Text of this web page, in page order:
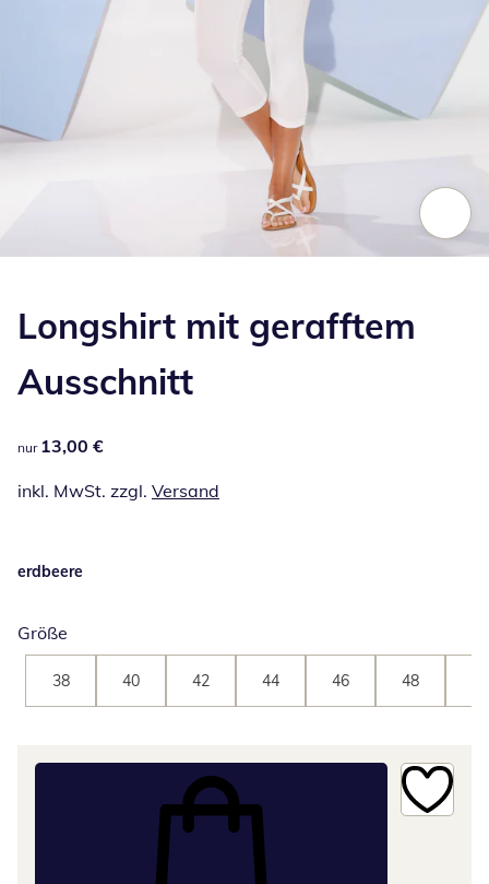
Longshirt mit gerafftem
Ausschnitt
13,00 €
nur 13,00 €
inkl. MwSt. zzgl. Versand
erdbeere
Größe
38 40 42 44 46 48